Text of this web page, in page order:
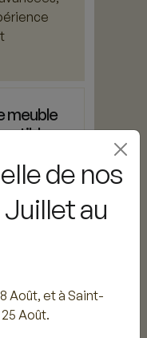
meuble
?
options
de nos
au
Août, et à Saint-
Août.